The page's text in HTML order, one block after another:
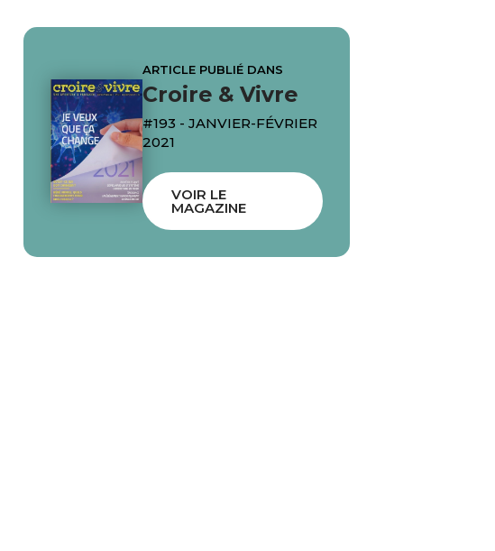
ARTICLE PUBLIÉ DANS
Croire & Vivre
#193 - JANVIER-FÉVRIER
2021
VOIR LE
MAGAZINE